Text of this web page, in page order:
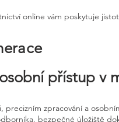
online vám poskytuje
přístup v
precizním zpracování a
bezpečné úložiště